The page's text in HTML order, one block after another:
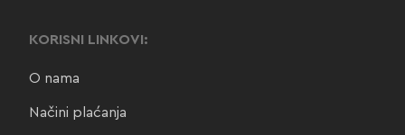
KORISNI LINKOVI:
O nama
Načini plaćanja